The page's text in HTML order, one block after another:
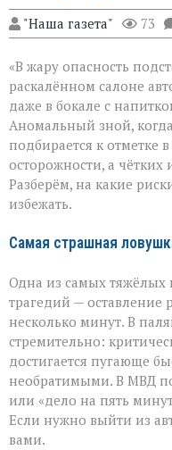
"Наша газета" 73
«В жару опасность
раскалённом салоне
даже в бокале с
Аномальный зной,
подбирается к отметке
осторожности, а
Разберём, на какие
избежать.
Самая страшная
Одна из самых
трагедий — оставление
несколько минут. В
стремительно:
достигается пугающе
необратимыми. В МВД
или «дело на пять
Если нужно выйти из
вами.